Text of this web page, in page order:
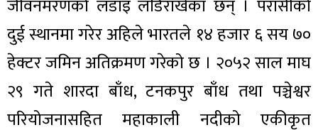
जीवनमरणको लडाइँ लडिराखेका छन् । परासीको
दुई स्थानमा गरेर अहिले भारतले १४ हजार ६ सय ७०
हेक्टर जमिन अतिक्रमण गरेको छ । २०५२ साल माघ
२९ गते शारदा बाँध, टनकपुर बाँध तथा पञ्चेश्वर
परियोजनासहित महाकाली नदीको एकीकृत